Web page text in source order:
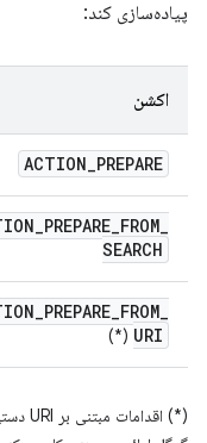
پیاده‌سازی کند:
اکشن
ACTION_PREPARE
_PREPARE_FROM_
SEARCH
_PREPARE_FROM_
URI
(*)